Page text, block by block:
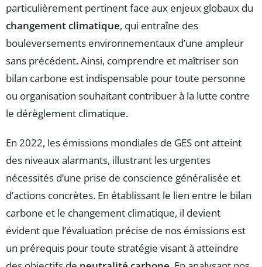
particulièrement pertinent face aux enjeux globaux du
changement climatique, qui entraîne des
bouleversements environnementaux d’une ampleur
sans précédent. Ainsi, comprendre et maîtriser son
bilan carbone est indispensable pour toute personne
ou organisation souhaitant contribuer à la lutte contre
le dérèglement climatique.
En 2022, les émissions mondiales de GES ont atteint
des niveaux alarmants, illustrant les urgentes
nécessités d’une prise de conscience généralisée et
d’actions concrètes. En établissant le lien entre le bilan
carbone et le changement climatique, il devient
évident que l’évaluation précise de nos émissions est
un prérequis pour toute stratégie visant à atteindre